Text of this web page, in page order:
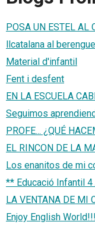
POSA UN ESTEL AL
llcatalana al
Material d'infantil
Fent i desfent
EN LA ESCUELA
Seguimos
PROFE... ¿QUÉ
EL RINCON DE LA
Los enanitos de mi
** Educació Infantil
LA VENTANA DE MI
Enjoy English World!!!